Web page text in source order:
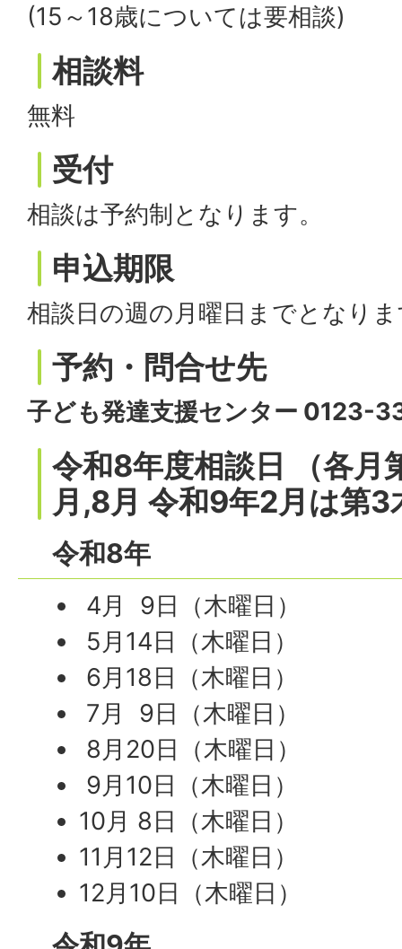
(15～18歳については要相談)
相談料
無料
受付
相談は予約制となります。
申込期限
相談日の週の月曜日までとなり
予約・問合せ先
子ども発達支援センター 0123-
令和8年度相談日 （各月
月,8月 令和9年2月は第3
令和8年
4月 9日（木曜日）
5月14日（木曜日）
6月18日（木曜日）
7月 9日（木曜日）
8月20日（木曜日）
9月10日（木曜日）
10月 8日（木曜日）
11月12日（木曜日）
12月10日（木曜日）